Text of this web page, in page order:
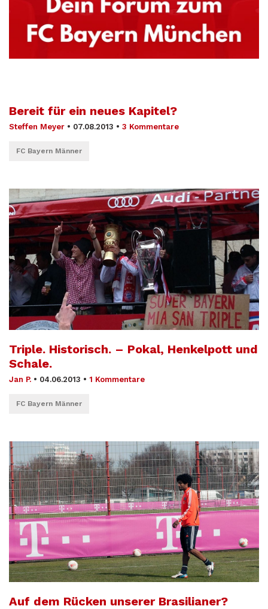
Bereit für ein neues Kapitel?
Steffen Meyer • 07.08.2013 • 3 Kommentare
FC Bayern Männer
Triple. Historisch. – Pokal, Henkelpott und
Schale.
Jan P. • 04.06.2013 • 1 Kommentare
FC Bayern Männer
Auf dem Rücken unserer Brasilianer?